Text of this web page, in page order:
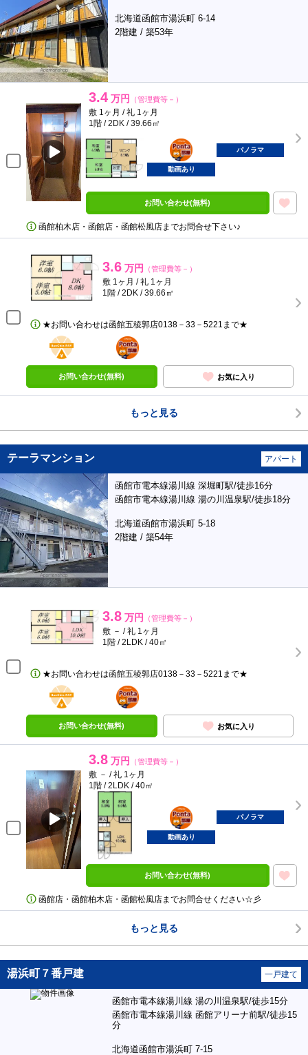
北海道函館市湯浜町 6-14
2階建 / 築53年
3.4 万円 （管理費等－）
敷 1ヶ月 / 礼 1ヶ月
1階 / 2DK / 39.66㎡
ポンタ
部屋
パノラマ
動画あり
お問い合わせ(無料)
函館柏木店・函館店・函館松風店までお問合せ下さい♪
3.6 万円 （管理費等－）
敷 1ヶ月 / 礼 1ヶ月
1階 / 2DK / 39.66㎡
★お問い合わせは函館五稜郭店0138－33－5221まで★
BunChinPAY
ポンタ
部屋
お問い合わせ(無料) お気に入り
もっと見る
テーラマンション アパート
函館市電本線湯川線 深堀町駅/徒歩16分
函館市電本線湯川線 湯の川温泉駅/徒歩18分
北海道函館市湯浜町 5-18
2階建 / 築54年
3.8 万円 （管理費等－）
敷 － / 礼 1ヶ月
1階 / 2LDK / 40㎡
★お問い合わせは函館五稜郭店0138－33－5221まで★
BunChinPAY
ポンタ
部屋
お問い合わせ(無料) お気に入り
3.8 万円 （管理費等－）
敷 － / 礼 1ヶ月
1階 / 2LDK / 40㎡
ポンタ
部屋
パノラマ
動画あり
お問い合わせ(無料)
函館店・函館柏木店・函館松風店までお問合せください☆彡
もっと見る
湯浜町７番戸建 一戸建て
函館市電本線湯川線 湯の川温泉駅/徒歩15分
函館市電本線湯川線 函館アリーナ前駅/徒歩15
分
北海道函館市湯浜町 7-15